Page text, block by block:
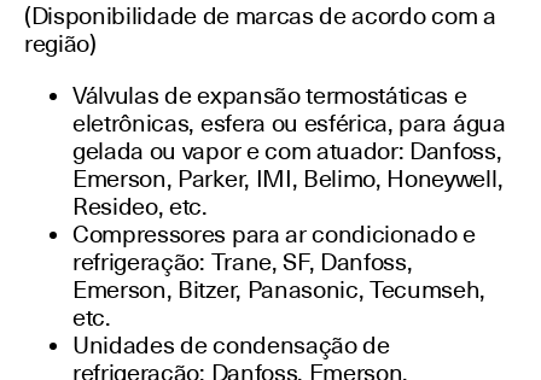
(Disponibilidade de marcas de acordo com a
região)
Válvulas de expansão termostáticas e
eletrônicas, esfera ou esférica, para água
gelada ou vapor e com atuador: Danfoss,
Emerson, Parker, IMI, Belimo, Honeywell,
Resideo, etc.
Compressores para ar condicionado e
refrigeração: Trane, SF, Danfoss,
Emerson, Bitzer, Panasonic, Tecumseh,
etc.
Unidades de condensação de
refrigeração: Danfoss, Emerson,